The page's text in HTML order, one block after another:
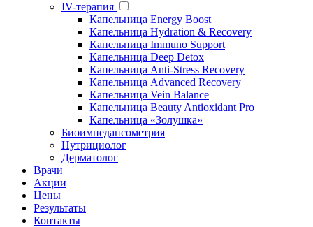
IV-терапия
Капельница Energy Boost
Капельница Hydration & Recovery
Капельница Immuno Support
Капельница Deep Detox
Капельница Anti-Stress Recovery
Капельница Advanced Recovery
Капельница Vein Balance
Капельница Beauty Antioxidant Pro
Капельница «Золушка»
Биоимпедансометрия
Нутрициолог
Дерматолог
Врачи
Акции
Цены
Результаты
Контакты